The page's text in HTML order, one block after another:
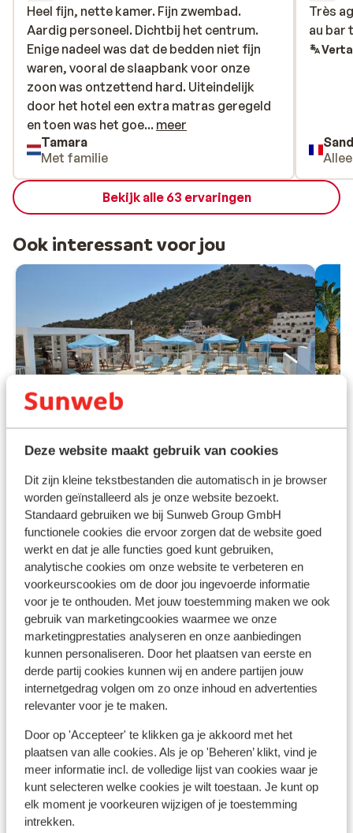
Deze website maakt gebruik van cookies
Dit zijn kleine tekstbestanden die automatisch in je browser
worden geïnstalleerd als je onze website bezoekt.
Standaard gebruiken we bij Sunweb Group GmbH
functionele cookies die ervoor zorgen dat de website goed
werkt en dat je alle functies goed kunt gebruiken,
analytische cookies om onze website te verbeteren en
voorkeurscookies om de door jou ingevoerde informatie
voor je te onthouden. Met jouw toestemming maken we ook
gebruik van marketingcookies waarmee we onze
marketingprestaties analyseren en onze aanbiedingen
kunnen personaliseren. Door het plaatsen van eerste en
derde partij cookies kunnen wij en andere partijen jouw
internetgedrag volgen om zo onze inhoud en advertenties
relevanter voor je te maken.
Door op 'Accepteer' te klikken ga je akkoord met het
plaatsen van alle cookies. Als je op 'Beheren’ klikt, vind je
meer informatie incl. de volledige lijst van cookies waar je
kunt selecteren welke cookies je wilt toestaan. Je kunt op
elk moment je voorkeuren wijzigen of je toestemming
intrekken.
Heel fijn, nette kamer. Fijn zwembad.
Aardig personeel. Dichtbij het centrum.
Enige nadeel was dat de bedden niet fijn
waren, vooral de slaapbank voor onze
zoon was ontzettend hard. Uiteindelijk
door het hotel een extra matras geregeld
en toen was het goed te doen.
Heel fijn, nette kamer. Fijn zwembad.
Aardig personeel. Dichtbij het centrum.
Enige nadeel was dat de bedden niet fijn
waren, vooral de slaapbank voor onze
zoon was ontzettend hard. Uiteindelijk
door het hotel een extra matras geregeld
en toen was het goe... meer
Tamara
Met familie
Très
au bar
Très
au bar
Bekijk alle 63 ervaringen
Ook interessant voor jou
8.6 Fantastisch
Hotel Glaros
Agia Galini Kreta Griekenland
Heel verzorgd
Gezellige binnenplaats
Mooi uitzicht vanaf het terras
Inclusief ontbijt
Vr 28 Aug. - Wo 2 Sep.
Logies ontbijt 2pers.
vanaf prijs p.p.
€ 434
Bekijk
Andere accommodaties in Kreta
Appartementen Elounda Colour